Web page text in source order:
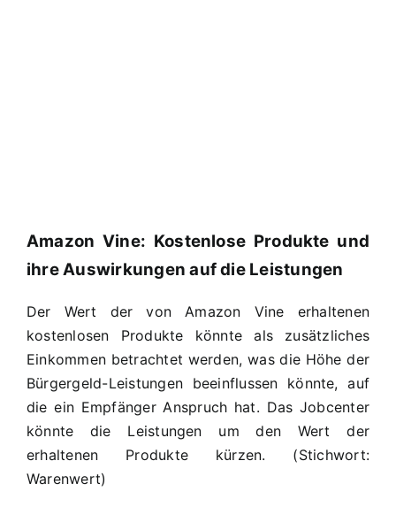
Amazon Vine: Kostenlose Produkte und
ihre Auswirkungen auf die Leistungen
Der Wert der von Amazon Vine erhaltenen
kostenlosen Produkte könnte als zusätzliches
Einkommen betrachtet werden, was die Höhe der
Bürgergeld-Leistungen beeinflussen könnte, auf
die ein Empfänger Anspruch hat. Das Jobcenter
könnte die Leistungen um den Wert der
erhaltenen Produkte kürzen. (Stichwort:
Warenwert)